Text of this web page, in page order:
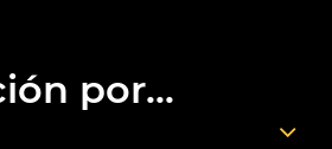
por...